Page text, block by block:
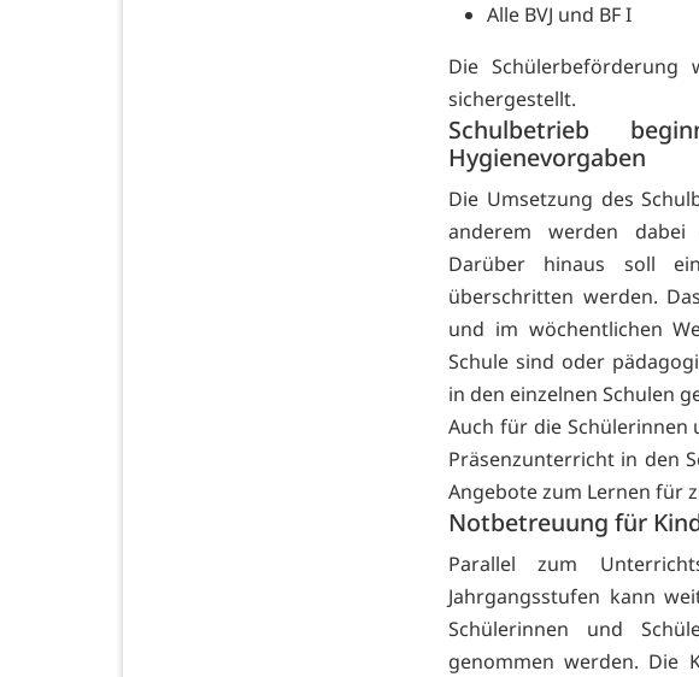
Alle BVJ und BF I
Die
sichergestellt.
Schulbetrieb
Hygienevorgaben
Die Umsetzung des
anderem werden dabei
Darüber hinaus soll
überschritten werden.
und im wöchentlichen
Schule sind oder
in den einzelnen Schulen
Auch für die Schülerinnen
Präsenzunterricht in den
Angebote zum Lernen für
Notbetreuung für
Parallel zum
Jahrgangsstufen kann
Schülerinnen und
genommen werden. Die